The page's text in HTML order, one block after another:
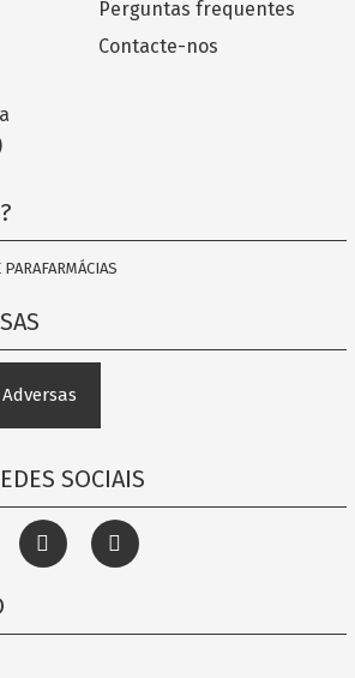
Perguntas frequentes
Contacte-nos
SOCIAIS